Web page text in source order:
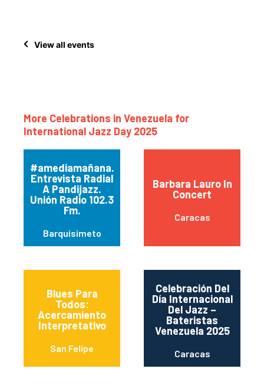
View all events
More Celebrations in Venezuela for
International Jazz Day 2025
#amediamañana.
Entrevista Radial
A Pandijazz.
Unión Radio 102.3
Fm.
Barquisimeto
Barbara Lauro In
Concert
Caracas
Blues Para
Todos:
Acercamiento
Interpretativo
San Felipe
Celebración Del
Día Internacional
Del Jazz –
Bateristas
Venezuela 2025
Caracas